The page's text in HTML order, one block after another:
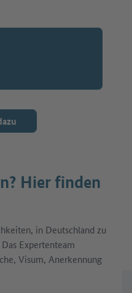
Hier finden
in Deutschland zu
Expertenteam
Visum, Anerkennung